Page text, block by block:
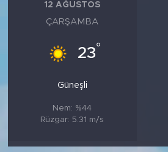
12 AĞUSTOS
ÇARŞAMBA
23°
Güneşli
Nem: %44
Rüzgar: 5.31 m/s